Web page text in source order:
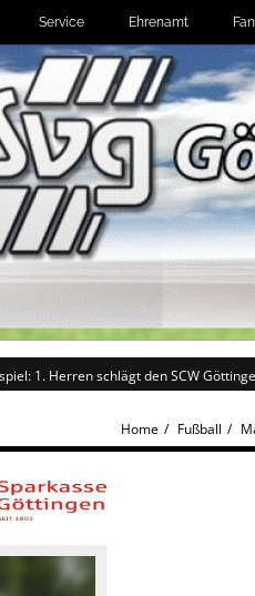
Service Ehrenamt
schlägt den SCW Göttingen mit 3:2 +++
Home Fußball